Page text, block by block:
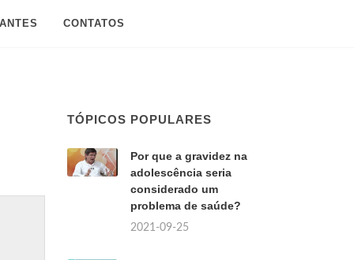
CONTATOS
TÓPICOS POPULARES
Por que a gravidez na
adolescência seria
considerado um
problema de saúde?
2021-09-25